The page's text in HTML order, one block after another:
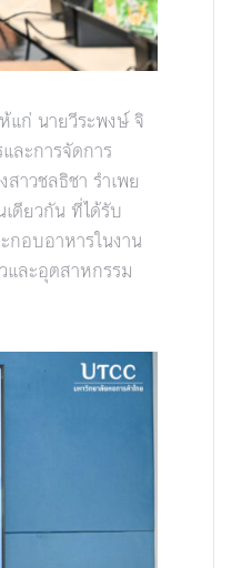
แก่ นายวีระพงษ์ จิ
ละการจัดการ
วชลธิชา รำเพย
ดียวกัน ที่ได้รับ
กอบอาหารในงาน
ละอุตสาหกรรม